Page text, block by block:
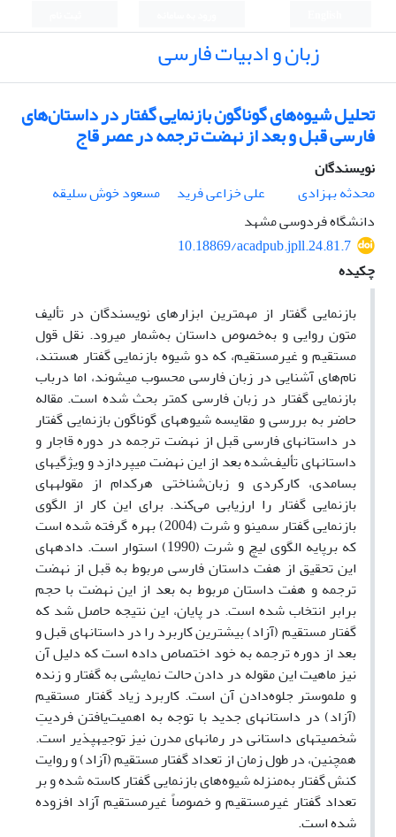
زبان و ادبیات فارسی
تحلیل شیوه‌های گوناگون بازنمایی گفتار در داستان‌های
فارسی قبل و بعد از نهضت ترجمه در عصر قاج
نویسندگان
محدثه بهزادی
علی خزاعی فرید
مسعود خوش سلیقه
دانشگاه فردوسی مشهد
10.18869/acadpub.jpll.24.81.7
چکیده
بازنمایی گفتار از مهم­ترین ابزارهای نویسندگان در تألیف
متون روایی و به‌خصوص داستان به‌شمار می­رود. نقل­ قول
مستقیم و غیرمستقیم، که دو شیوه بازنمایی گفتار هستند،
نام‌های آشنایی در زبان فارسی محسوب می­شوند، اما درباب
بازنمایی گفتار در زبان فارسی کمتر بحث شده است. مقاله
حاضر به بررسی و مقایسه شیوه­های گوناگون بازنمایی گفتار
در داستان­های فارسی قبل از نهضت ترجمه در دوره قاجار و
داستان­های تألیف‌شده بعد از این نهضت می­پردازد و ویژگی­های
بسامدی، کارکردی و زبان‌شناختی هرکدام از مقوله­های
بازنمایی گفتار را ارزیابی می‌کند. برای این کار از الگوی
بازنمایی گفتار سمینو و شرت (2004) بهره گرفته شده است
که برپایه الگوی لیچ و شرت (1990) استوار است. داده­های
این تحقیق از هفت داستان فارسی مربوط به قبل از نهضت
ترجمه و هفت داستان مربوط به بعد از این نهضت با حجم
برابر انتخاب شده است. در پایان، این نتیجه حاصل شد که
گفتار مستقیم (آزاد) بیشترین کاربرد را در داستان­های قبل و
بعد از دوره ترجمه به خود اختصاص داده است که دلیل آن
نیز ماهیت این مقوله در دادن حالت نمایشی به گفتار و زنده
و ملموس­تر جلوه‌دادن آن است. کاربرد زیاد گفتار مستقیم
(آزاد) در داستان­های جدید با توجه به اهمیت‌یافتن فردیتِ
شخصیت­های داستانی در رمان­های مدرن نیز توجیه­پذیر است.
همچنین، در طول زمان از تعداد گفتار مستقیم (آزاد) و روایت
کنش گفتار به‌منزله شیوه‌های بازنمایی گفتار کاسته شده و بر
تعداد گفتار غیرمستقیم و خصوصاً غیرمستقیم آزاد افزوده
شده است.